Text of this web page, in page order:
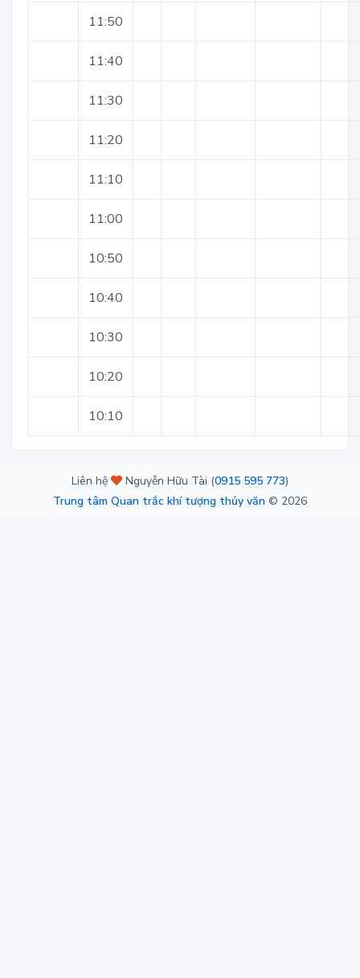
11:50
11:40
11:30
11:20
11:10
11:00
10:50
10:40
10:30
10:20
10:10
Liên hệ Nguyễn Hữu Tài (0915 595 773)
Trung tâm Quan trắc khí tượng thủy văn © 2026